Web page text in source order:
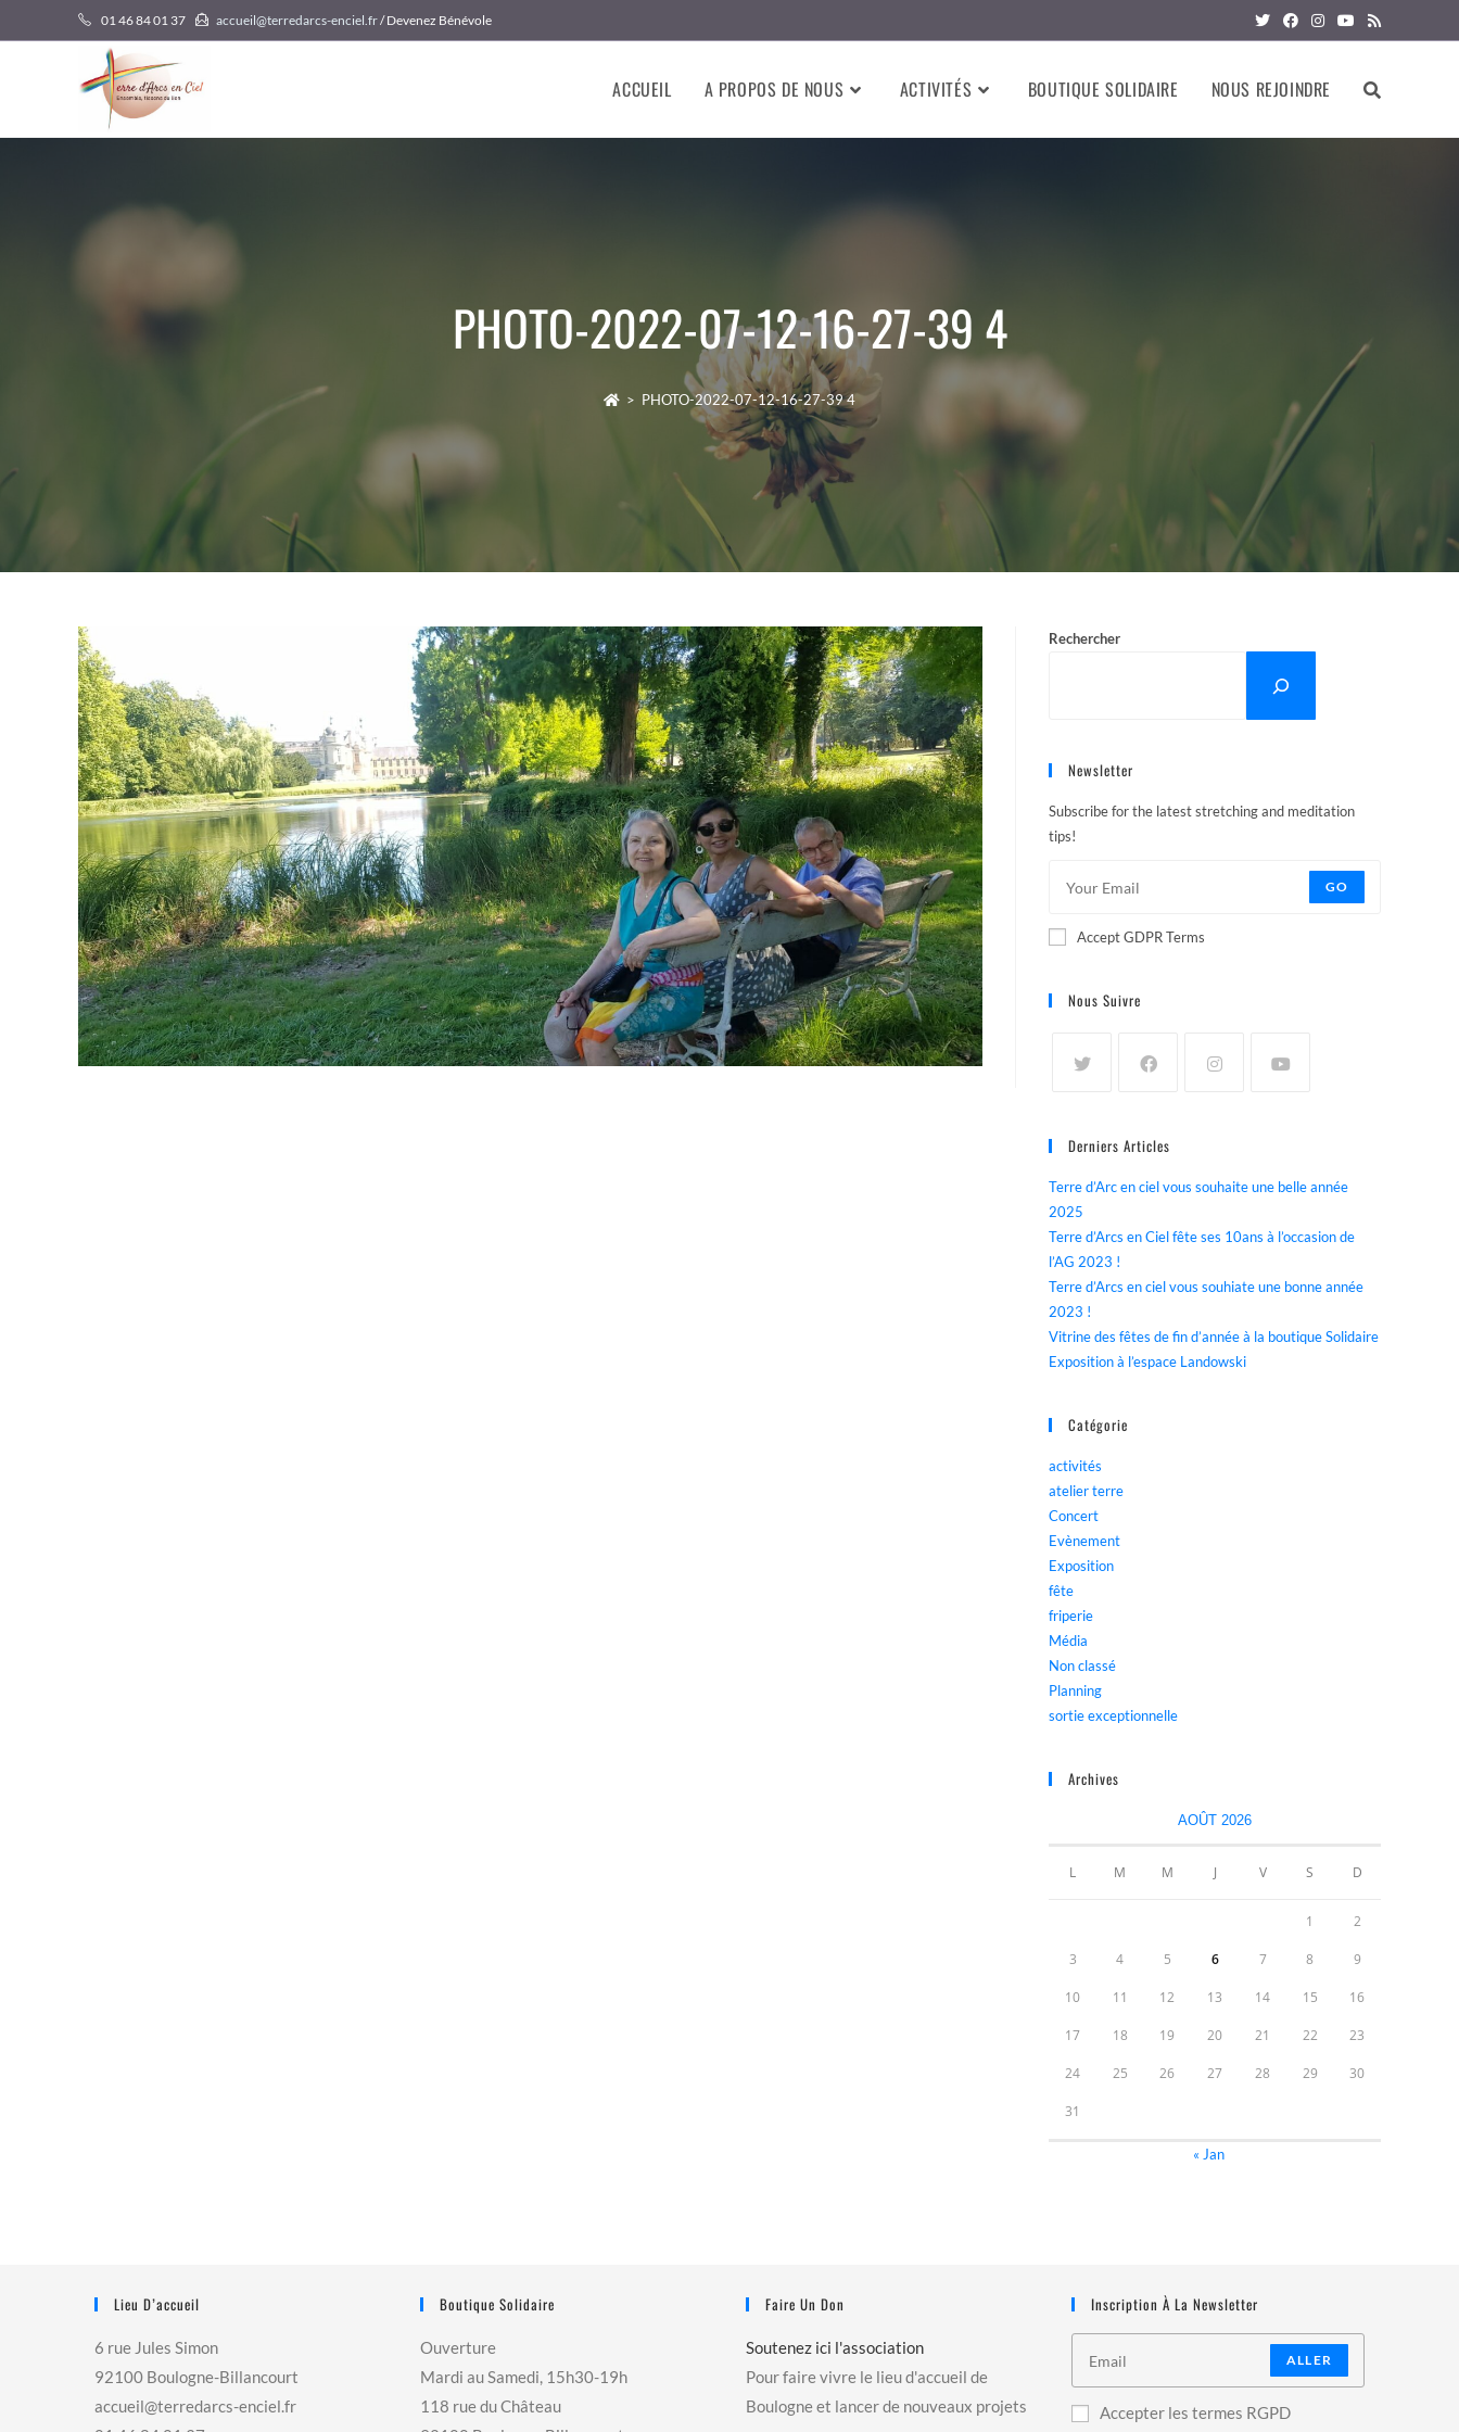
to
01 46 84 01 37 accueil@terredarcs-enciel.fr/ Devenez Bénévole
ACCUEIL A PROPOS DE NOUS ACTIVITÉS BOUTIQUE SOLIDAIRE NOUS REJOINDRE
PHOTO-2022-07-12-16-27-39 4
> PHOTO-2022-07-12-16-27-39 4
Rechercher
Newsletter
Subscribe for the latest stretching and meditation
tips!
GO
Accept GDPR Terms
Nous Suivre
Derniers Articles
Terre d’Arc en ciel vous souhaite une belle année
2025
Terre d’Arcs en Ciel fête ses 10ans à l’occasion de
l’AG 2023 !
Terre d’Arcs en ciel vous souhiate une bonne année
2023 !
Vitrine des fêtes de fin d’année à la boutique Solidaire
Exposition à l’espace Landowski
Catégorie
activités
atelier terre
Concert
Evènement
Exposition
fête
friperie
Média
Non classé
Planning
sortie exceptionnelle
Archives
AOÛT 2026
L M M J V S D
1 2
3 4 5 6 7 8 9
10 11 12 13 14 15 16
17 18 19 20 21 22 23
24 25 26 27 28 29 30
31
« Jan
Lieu D’accueil
6 rue Jules Simon
92100 Boulogne-Billancourt
accueil@terredarcs-enciel.fr
Boutique Solidaire
Ouverture
Mardi au Samedi, 15h30-19h
118 rue du Château
Faire Un Don
Soutenez ici l'association
Pour faire vivre le lieu d'accueil de
Boulogne et lancer de nouveaux projets
Inscription À La Newsletter
ALLER
Accepter les termes RGPD